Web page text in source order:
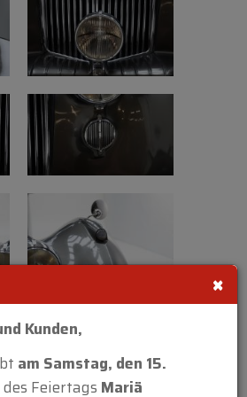
×
Kunden,
am Samstag, den 15.
Feiertags Mariä